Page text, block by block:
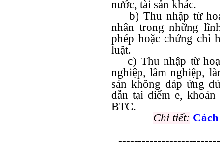
nước, tài sản khác.
b) Thu nhập từ
nhân trong những
phép hoặc chứng chỉ
luật.
c) Thu nhập từ
nghiệp, lâm nghiệp,
sản không đáp ứng
dẫn tại điểm e,
BTC.
Chi tiết: